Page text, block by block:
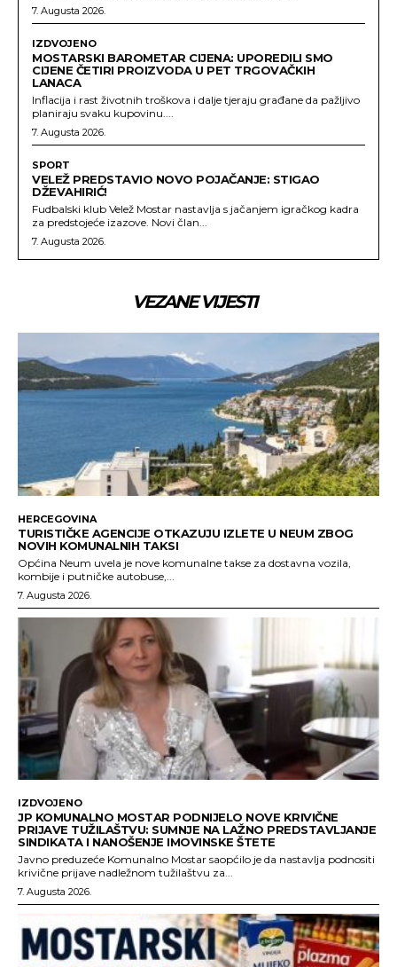
7. Augusta 2026.
IZDVOJENO
MOSTARSKI BAROMETAR CIJENA: UPOREDILI SMO
CIJENE ČETIRI PROIZVODA U PET TRGOVAČKIH
LANACA
Inflacija i rast životnih troškova i dalje tjeraju građane da pažljivo
planiraju svaku kupovinu....
7. Augusta 2026.
SPORT
VELEŽ PREDSTAVIO NOVO POJAČANJE: STIGAO
DŽEVAHIRIĆ!
Fudbalski klub Velež Mostar nastavlja s jačanjem igračkog kadra
za predstojeće izazove. Novi član...
7. Augusta 2026.
VEZANE VIJESTI
HERCEGOVINA
TURISTIČKE AGENCIJE OTKAZUJU IZLETE U NEUM ZBOG
NOVIH KOMUNALNIH TAKSI
Općina Neum uvela je nove komunalne takse za dostavna vozila,
kombije i putničke autobuse,...
7. Augusta 2026.
IZDVOJENO
JP KOMUNALNO MOSTAR PODNIJELO NOVE KRIVIČNE
PRIJAVE TUŽILAŠTVU: SUMNJE NA LAŽNO PREDSTAVLJANJE
SINDIKATA I NANOŠENJE IMOVINSKE ŠTETE
Javno preduzeće Komunalno Mostar saopćilo je da nastavlja podnositi
krivične prijave nadležnom tužilaštvu za...
7. Augusta 2026.